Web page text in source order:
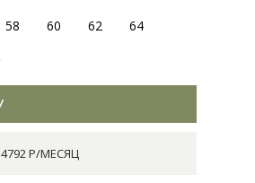
58 60 62 64
Р/МЕСЯЦ